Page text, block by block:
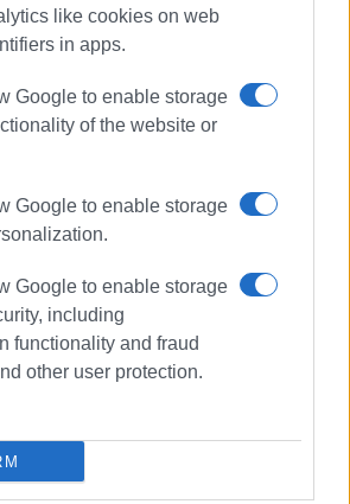
like cookies on web
in apps.
Google to enable storage
of the website or
Google to enable storage
Google to enable storage
including
functionality and fraud
other user protection.
στο e-paper